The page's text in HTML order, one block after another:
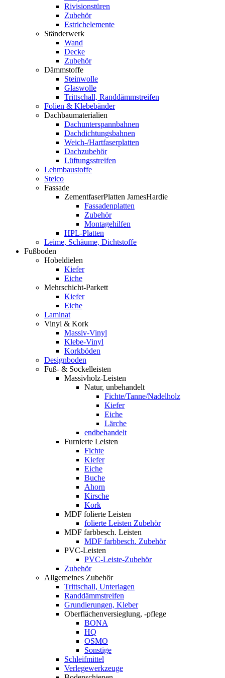
Rivisionstüren
Zubehör
Estrichelemente
Ständerwerk
Wand
Decke
Zubehör
Dämmstoffe
Steinwolle
Glaswolle
Trittschall, Randdämmstreifen
Folien & Klebebänder
Dachbaumaterialien
Dachunterspannbahnen
Dachdichtungsbahnen
Weich-/Hartfaserplatten
Dachzubehör
Lüftungsstreifen
Lehmbaustoffe
Steico
Fassade
ZementfaserPlatten JamesHardie
Fassadenplatten
Zubehör
Montagehilfen
HPL-Platten
Leime, Schäume, Dichtstoffe
Fußboden
Hobeldielen
Kiefer
Eiche
Mehrschicht-Parkett
Kiefer
Eiche
Laminat
Vinyl & Kork
Massiv-Vinyl
Klebe-Vinyl
Korkböden
Designboden
Fuß- & Sockelleisten
Massivholz-Leisten
Natur, unbehandelt
Fichte/Tanne/Nadelholz
Kiefer
Eiche
Lärche
endbehandelt
Furnierte Leisten
Fichte
Kiefer
Eiche
Buche
Ahorn
Kirsche
Kork
MDF folierte Leisten
folierte Leisten Zubehör
MDF farbbesch. Leisten
MDF farbbesch. Zubehör
PVC-Leisten
PVC-Leiste-Zubehör
Zubehör
Allgemeines Zubehör
Trittschall, Unterlagen
Randdämmstreifen
Grundierungen, Kleber
Oberflächenversieglung, -pflege
BONA
HQ
OSMO
Sonstige
Schleifmittel
Verlegewerkzeuge